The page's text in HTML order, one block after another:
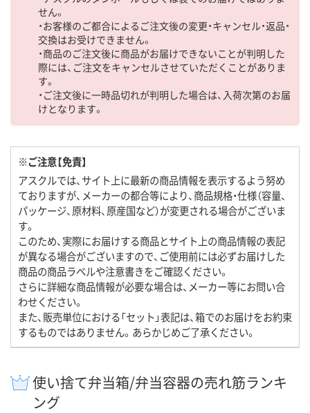
せん。
・お客様のご都合によるご注文後の変更・キャンセル・返品・
交換はお受けできません。
・商品のご注文後に商品がお届けできないことが判明した
際には、ご注文をキャンセルさせていただくことがありま
す。
・ご注文後に一時品切れが判明した場合は、入荷次第のお届
けとなります。
※ご注意【免責】
アスクルでは、サイト上に最新の商品情報を表示するよう努め
ておりますが、メーカーの都合等により、商品規格・仕様（容量、
パッケージ、原材料、原産国など）が変更される場合がございま
す。
このため、実際にお届けする商品とサイト上の商品情報の表記
が異なる場合がございますので、ご使用前には必ずお届けした
商品の商品ラベルや注意書きをご確認ください。
さらに詳細な商品情報が必要な場合は、メーカー等にお問い合
わせください。
また、販売単位における「セット」表記は、箱でのお届けをお約束
するものではありません。あらかじめご了承ください。
使い捨て弁当箱/弁当容器の売れ筋ランキ
ング